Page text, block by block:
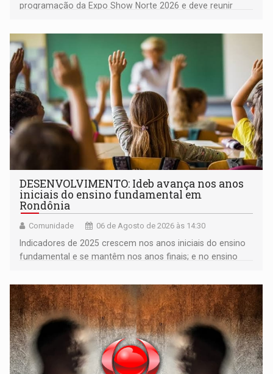
programação da Expo Show Norte 2026 e deve reunir
DESENVOLVIMENTO: Ideb avança nos anos
iniciais do ensino fundamental em
Rondônia
Comunidade 06 de Agosto de 2026 às 14:30
Indicadores de 2025 crescem nos anos iniciais do ensino
fundamental e se mantêm nos anos finais; e no ensino